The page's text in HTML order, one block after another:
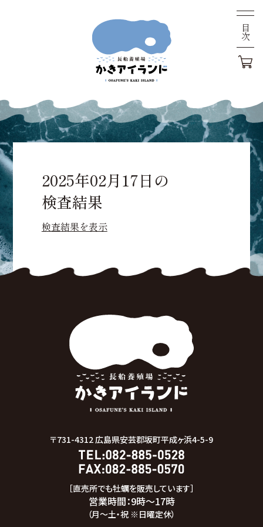
目次
2025年02月17日の
検査結果
検査結果を表示
〒731-4312 広島県安芸郡坂町平成ヶ浜4-5-9
［直売所でも牡蠣を販売しています］
営業時間：9時～17時
（月～土・祝 ※日曜定休）